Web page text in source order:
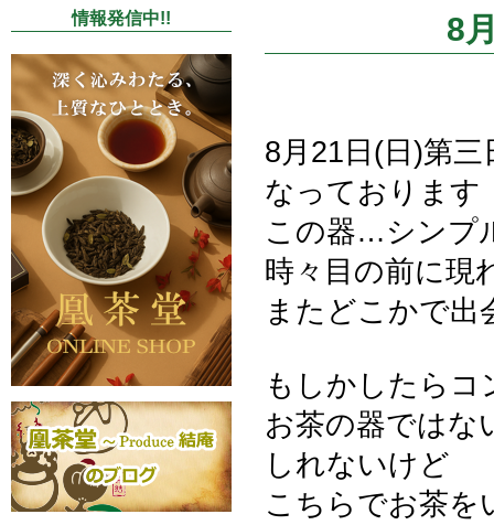
情報発信中!! 8
8月21日(日)第
なっております
この器…シンプ
時々目の前に現
またどこかで
もしかしたらコ
お茶の器ではな
しれないけど
こちらでお茶を